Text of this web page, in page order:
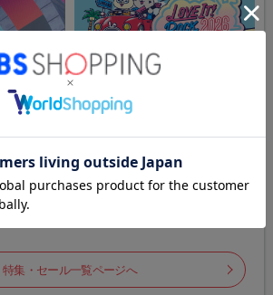
ラヴィット！ロック2026
特集・セール一覧ページへ